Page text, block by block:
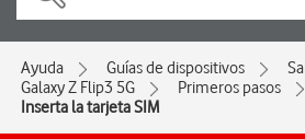
Ayuda Guías de dispositivos
Galaxy Z Flip3 5G
Primeros pasos
Inserta la tarjeta SIM